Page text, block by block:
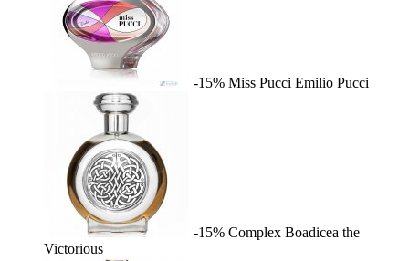
-15% Miss Pucci Emilio Pucci
-15% Complex Boadicea the
Victorious